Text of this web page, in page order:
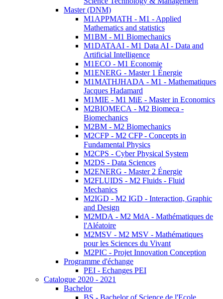
Master (DNM)
M1APPMATH - M1 - Applied
Mathematics and statistics
M1BM - M1 Biomechanics
M1DATAAI - M1 Data AI - Data and
Artificial Intelligence
M1ECO - M1 Economie
M1ENERG - Master 1 Énergie
M1MATHJHADA - M1 - Mathematiques
Jacques Hadamard
M1MIE - M1 MiE - Master in Economics
M2BIOMECA - M2 Biomeca -
Biomechanics
M2BM - M2 Biomechanics
M2CFP - M2 CFP - Concepts in
Fundamental Physics
M2CPS - Cyber Physical System
M2DS - Data Sciences
M2ENERG - Master 2 Énergie
M2FLUIDS - M2 Fluids - Fluid
Mechanics
M2IGD - M2 IGD - Interaction, Graphic
and Design
M2MDA - M2 MdA - Mathématiques de
l'Aléatoire
M2MSV - M2 MSV - Mathématiques
pour les Sciences du Vivant
M2PIC - Projet Innovation Conception
Programme d'échange
PEI - Echanges PEI
Catalogue 2020 - 2021
Bachelor
BS - Bachelor of Science de l'Ecole